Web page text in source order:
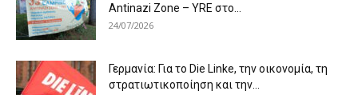
Antinazi Zone – YRE στο...
24/07/2026
Γερμανία: Για το Die Linke, την οικονομία, τη
στρατιωτικοποίηση και την...